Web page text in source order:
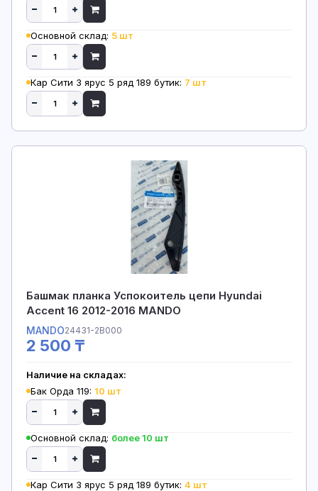
Основной склад: 5 шт
Кар Сити 3 ярус 5 ряд 189 бутик: 7 шт
Башмак планка Успокоитель цепи Hyundai
Accent 16 2012-2016 MANDO
MANDO24431-2B000
2 500 ₸
Наличие на складах:
Бак Орда 119: 10 шт
Основной склад: более 10 шт
Кар Сити 3 ярус 5 ряд 189 бутик: 4 шт